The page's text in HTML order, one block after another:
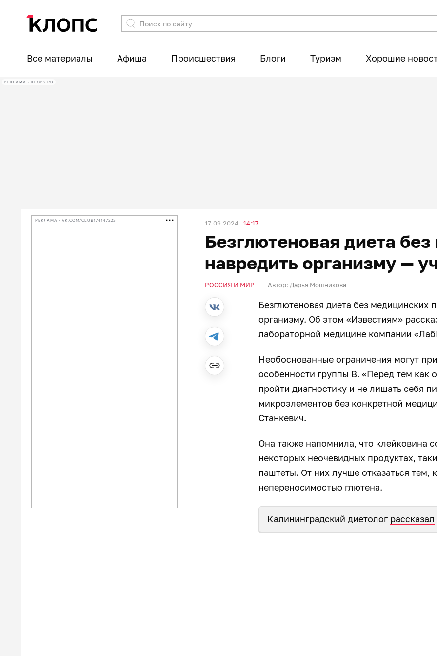
Все материалы Афиша Происшествия Блоги Туризм Хорошие
РЕКЛАМА • KLOPS.RU
РЕКЛАМА • VK.COM/CLUB174147223 17.09.2024 14:17
Безглютеновая диета
навредить организму —
РОССИЯ И МИР Автор: Дарья Мошникова
Безглютеновая диета без медицинских
организму. Об этом «Известиям»
лабораторной медицине компании
Необоснованные ограничения могут
особенности группы В. «Перед тем как
пройти диагностику и не лишать себя
микроэлементов без конкретной
Станкевич.
Она также напомнила, что клейковина
некоторых неочевидных продуктах,
паштеты. От них лучше отказаться тем,
непереносимостью глютена.
Калининградский диетолог рассказал